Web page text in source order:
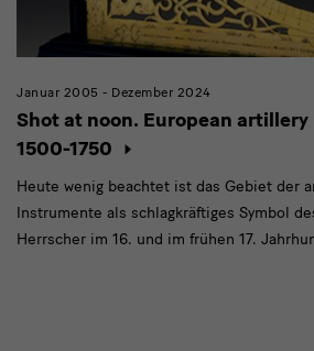
Januar 2005 - Dezember 2024
Shot at noon. European
1500-1750
Heute wenig beachtet ist das Gebiet der
Instrumente als schlagkräftiges Symbol
Herrscher im 16. und im frühen 17.